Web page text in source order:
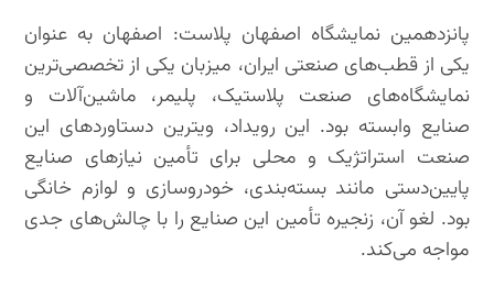
پانزدهمین نمایشگاه اصفهان پلاست: اصفهان به عنوان
یکی از قطب‌های صنعتی ایران، میزبان یکی از تخصصی‌ترین
نمایشگاه‌های صنعت پلاستیک، پلیمر، ماشین‌آلات و
صنایع وابسته بود. این رویداد، ویترین دستاوردهای این
صنعت استراتژیک و محلی برای تأمین نیازهای صنایع
پایین‌دستی مانند بسته‌بندی، خودروسازی و لوازم خانگی
بود. لغو آن، زنجیره تأمین این صنایع را با چالش‌های جدی
مواجه می‌کند.